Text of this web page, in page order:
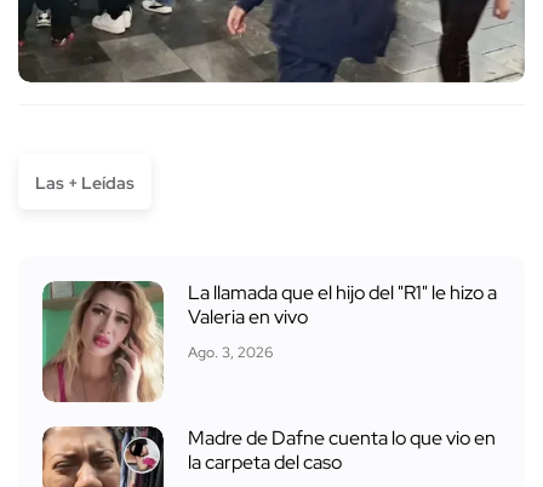
Las + Leídas
La llamada que el hijo del "R1" le hizo a
Valeria en vivo
Ago. 3, 2026
Madre de Dafne cuenta lo que vio en
la carpeta del caso